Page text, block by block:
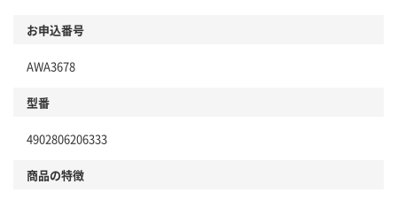
お申込番号
AWA3678
型番
4902806206333
商品の特徴